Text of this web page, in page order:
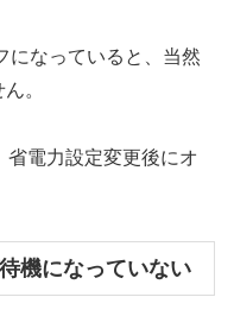
になっていると、当然
。
電力設定変更後にオ
機になっていない